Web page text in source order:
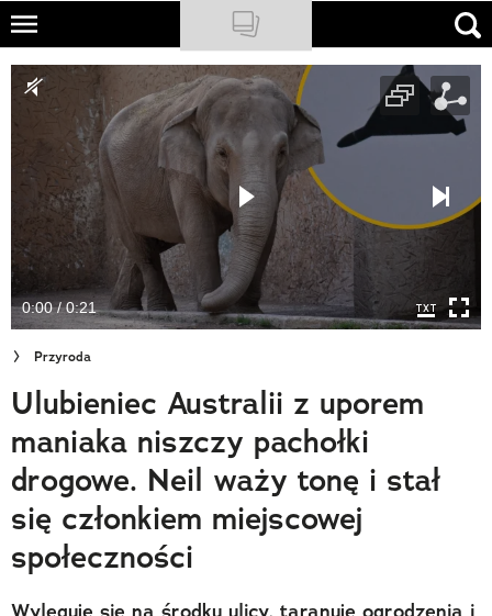
Skip
main
content
NATIONAL GEOGRAPHIC
TRAVELER
PODCASTY
Sklep
Newsletter
Cuda Polski
Wielki Konkurs Fotograficzny
Trendbook Podróżniczy
Polecane
0:00 / 0:21
Przyroda
Ulubieniec Australii z uporem
maniaka niszczy pachołki
drogowe. Neil waży tonę i stał
się członkiem miejscowej
społeczności